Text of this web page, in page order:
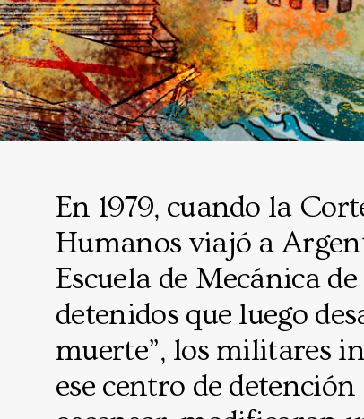
En 1979, cuando la
Humanos viajó a
Escuela de Mecánica
detenidos que luego
muerte”, los militares
ese centro de